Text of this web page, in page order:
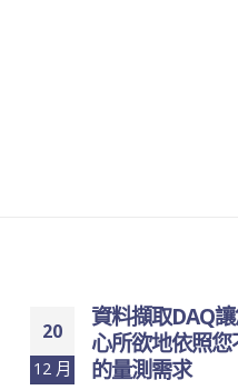
20
12 月
資料擷取DAQ
心所欲地依照
的量測需求